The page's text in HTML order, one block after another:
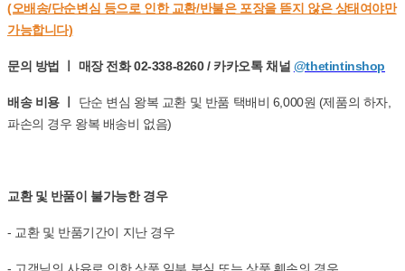
(오배송/단순변심 등으로 인한 교환/반불은 포장을 뜯지 않은 상태여야만
가능합니다)
문의 방법 ㅣ 매장 전화 02-338-8260 / 카카오톡 채널 @thetintinshop
배송 비용 ㅣ
단순 변심 왕복 교환 및 반품 택배비 6,000원 (제품의 하자,
파손의 경우 왕복 배송비 없음)
교환 및 반품이 불가능한 경우
- 교환 및 반품기간이 지난 경우